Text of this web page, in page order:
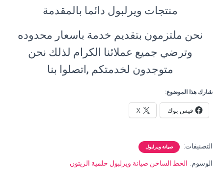
منتجات ويرلبول دائما بالمقدمة
نحن ملتزمون بتقديم خدمة باسعار محدوده
وترضي جميع عملائنا الكرام لذلك نحن
متوجدون لخدمتكم ,اتصلوا بنا
شارك هذا الموضوع:
فيس بوك X
التصنيفات: صيانة ويرلبول
الوسوم: الخط الساخن صيانة ويرلبول حلمية الزيتون